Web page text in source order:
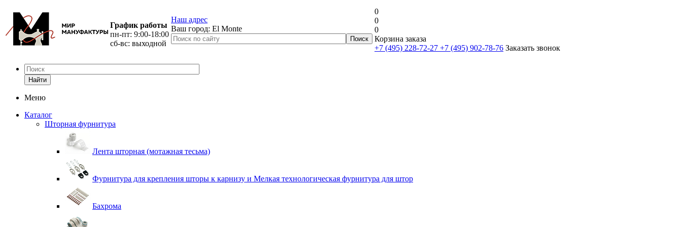
График работы
пн-пт: 9:00-18:00
сб-вс: выходной
Наш адрес
Ваш город: El Monte
0
0
0
Корзина заказа
+7 (495) 228-72-27 +7 (495) 902-78-76 Заказать звонок
Найти
Меню
Каталог
Шторная фурнитура
Лента шторная (мотажная тесьма)
Фурнитура для крепления шторы к карнизу и Мелкая технологическая фурнитура для штор
Бахрома